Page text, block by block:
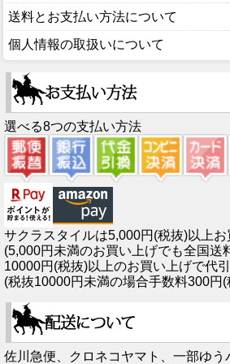
送料とお支払い方法について
個人情報の取扱いについて
選べる8つの支払い方法
サクラスタイルは5,000円(税抜)以上お
(5,000円未満のお買い上げでも全国送
10000円(税抜)以上のお買い上げで代
(税抜10000円未満の場合手数料300円(
佐川急便、クロネコヤマト、一部ゆう